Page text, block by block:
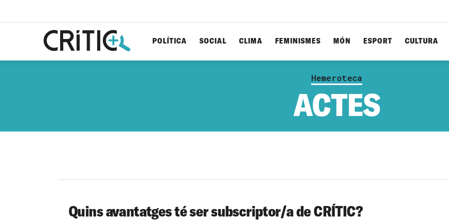
POLÍTICA SOCIAL CLIMA FEMINISMES MÓN ESPORT CULTURA
Hemeroteca
ACTES
Quins avantatges té ser subscriptor/a de CRÍTIC?